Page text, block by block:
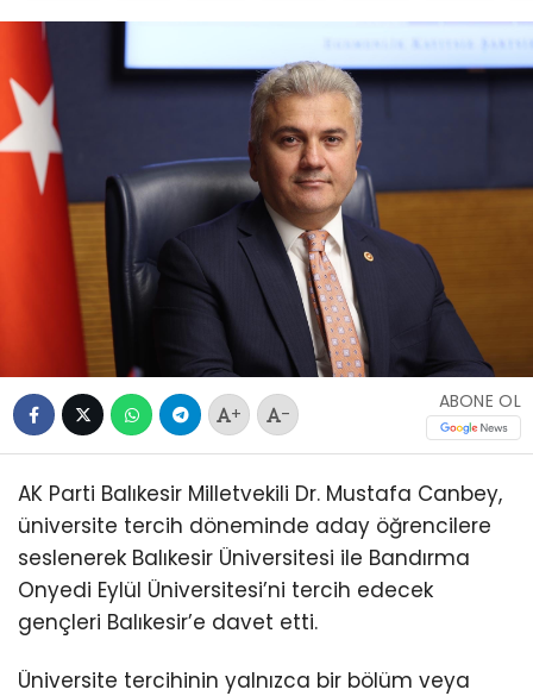
+ -
ABONE OL
AK Parti Balıkesir Milletvekili Dr. Mustafa Canbey,
üniversite tercih döneminde aday öğrencilere
seslenerek Balıkesir Üniversitesi ile Bandırma
Onyedi Eylül Üniversitesi’ni tercih edecek
gençleri Balıkesir’e davet etti.
Üniversite tercihinin yalnızca bir bölüm veya